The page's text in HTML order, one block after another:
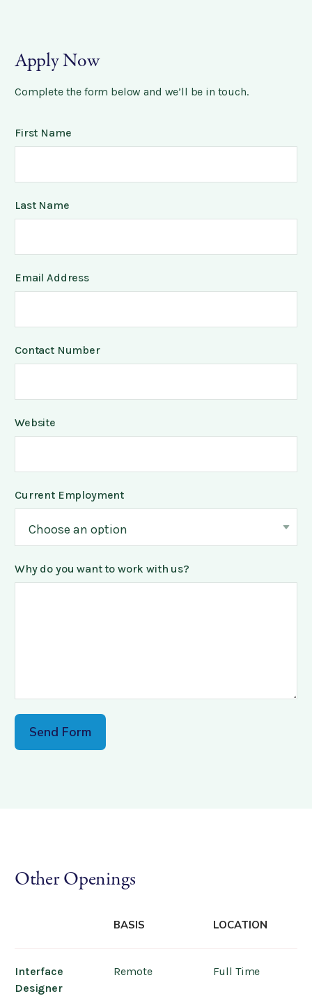
Apply Now
Complete the form below and we’ll be in touch.
First Name
Last Name
Email Address
Contact Number
Website
Current Employment
Why do you want to work with us?
Other Openings
BASIS LOCATION
Interface
Designer
Remote Full Time